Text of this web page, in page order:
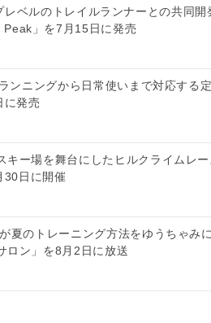
レベルのトレイルランナーとの共同
」を7月15日に発売
ンニングから日常使いまで対応する
に発売
キー場を舞台にしたヒルクライムレ
30日に開催
夏のトレーニング方法をゆうちゃみ
ロン」を8月2日に放送